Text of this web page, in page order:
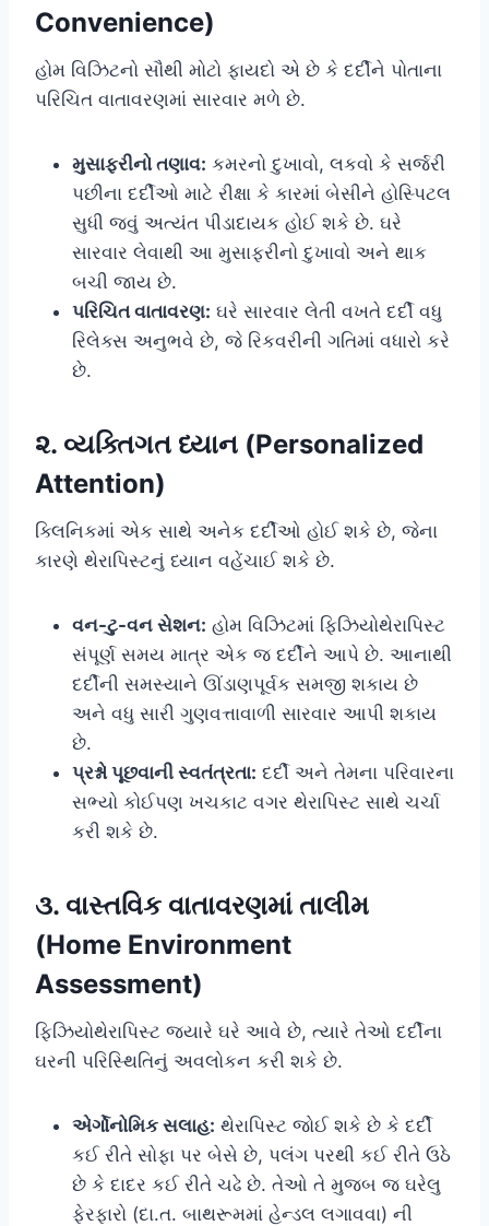
Convenience)
હોમ વિઝિટનો સૌથી મોટો ફાયદો એ છે કે દર્દીને પોતાના
પરિચિત વાતાવરણમાં સારવાર મળે છે.
મુસાફરીનો તણાવ: કમરનો દુખાવો, લકવો કે સર્જરી
પછીના દર્દીઓ માટે રીક્ષા કે કારમાં બેસીને હોસ્પિટલ
સુધી જવું અત્યંત પીડાદાયક હોઈ શકે છે. ઘરે
સારવાર લેવાથી આ મુસાફરીનો દુખાવો અને થાક
બચી જાય છે.
પરિચિત વાતાવરણ: ઘરે સારવાર લેતી વખતે દર્દી વધુ
રિલેક્સ અનુભવે છે, જે રિકવરીની ગતિમાં વધારો કરે
છે.
૨. વ્યક્તિગત ધ્યાન (Personalized
Attention)
ક્લિનિકમાં એક સાથે અનેક દર્દીઓ હોઈ શકે છે, જેના
કારણે થેરાપિસ્ટનું ધ્યાન વહેંચાઈ શકે છે.
વન-ટુ-વન સેશન: હોમ વિઝિટમાં ફિઝિયોથેરાપિસ્ટ
સંપૂર્ણ સમય માત્ર એક જ દર્દીને આપે છે. આનાથી
દર્દીની સમસ્યાને ઊંડાણપૂર્વક સમજી શકાય છે
અને વધુ સારી ગુણવત્તાવાળી સારવાર આપી શકાય
છે.
પ્રશ્નો પૂછવાની સ્વતંત્રતા: દર્દી અને તેમના પરિવારના
સભ્યો કોઈપણ ખચકાટ વગર થેરાપિસ્ટ સાથે ચર્ચા
કરી શકે છે.
૩. વાસ્તવિક વાતાવરણમાં તાલીમ
(Home Environment
Assessment)
ફિઝિયોથેરાપિસ્ટ જ્યારે ઘરે આવે છે, ત્યારે તેઓ દર્દીના
ઘરની પરિસ્થિતિનું અવલોકન કરી શકે છે.
એર્ગોનોમિક સલાહ: થેરાપિસ્ટ જોઈ શકે છે કે દર્દી
કઈ રીતે સોફા પર બેસે છે, પલંગ પરથી કઈ રીતે ઉઠે
છે કે દાદર કઈ રીતે ચઢે છે. તેઓ તે મુજબ જ ઘરેલુ
ફેરફારો (દા.ત. બાથરૂમમાં હેન્ડલ લગાવવા) ની